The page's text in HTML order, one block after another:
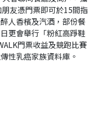
朋友憑門票即可於15間指
人香檳及汽酒，部份餐
更會舉行「粉紅高踭鞋
門票收益及競跑比賽
性乳癌家族資料庫 。